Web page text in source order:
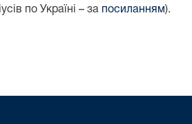
по Україні – за посиланням).